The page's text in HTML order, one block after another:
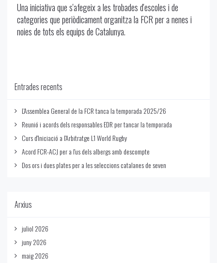
Una iniciativa que s'afegeix a les trobades d'escoles i de
categories que periòdicament organitza la FCR per a nenes i
noies de tots els equips de Catalunya.
Entrades recents
L'Assemblea General de la FCR tanca la temporada 2025/26
Reunió i acords dels responsables EDR per tancar la temporada
Curs d'Iniciació a l'Arbitratge L1 World Rugby
Acord FCR-ACJ per a l'us dels albergs amb descompte
Dos ors i dues plates per a les seleccions catalanes de seven
Arxius
juliol 2026
juny 2026
maig 2026